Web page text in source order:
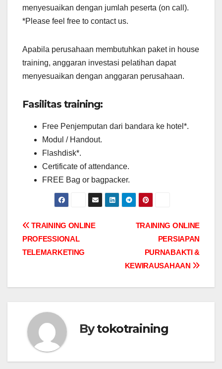
menyesuaikan dengan jumlah peserta (on call).
*Please feel free to contact us.
Apabila perusahaan membutuhkan paket in house
training, anggaran investasi pelatihan dapat
menyesuaikan dengan anggaran perusahaan.
Fasilitas training:
Free Penjemputan dari bandara ke hotel*.
Modul / Handout.
Flashdisk*.
Certificate of attendance.
FREE Bag or bagpacker.
Post
navigation
TRAINING ONLINE
PERSIAPAN
PURNABAKTI &
KEWIRAUSAHAAN
TRAINING ONLINE
PROFESSIONAL
TELEMARKETING
Bytokotraining